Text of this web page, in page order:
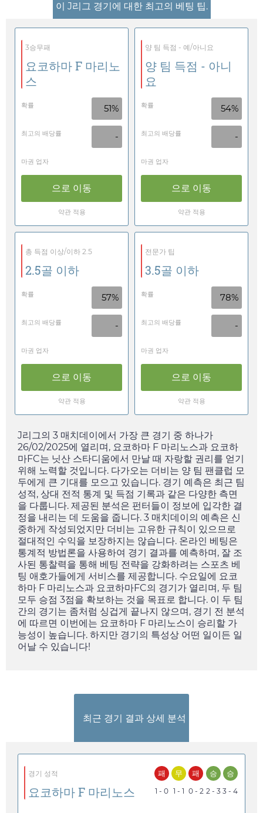
이 J리그 경기에 대한 최고의 베팅 팁.
3승무패
요코하마 F 마리노
스
확률 51%
최고의 배당률 -
마권 업자
으로 이동
약관 적용
양 팀 득점 - 예/아니요
양 팀 득점 - 아니
요
확률 54%
최고의 배당률 -
마권 업자
으로 이동
약관 적용
총 득점 이상/이하 2.5
2.5골 이하
확률 57%
최고의 배당률 -
마권 업자
으로 이동
약관 적용
전문가 팁
3.5골 이하
확률 78%
최고의 배당률 -
마권 업자
으로 이동
약관 적용
J리그의 3 매치데이에서 가장 큰 경기 중 하나가
26/02/2025에 열리며, 요코하마 F 마리노스과 요코하
마FC는 닛산 스타디움에서 만날 때 자랑할 권리를 얻기
위해 노력할 것입니다. 다가오는 더비는 양 팀 팬클럽 모
두에게 큰 기대를 모으고 있습니다. 경기 예측은 최근 팀
성적, 상대 전적 통계 및 득점 기록과 같은 다양한 측면
을 다룹니다. 제공된 분석은 펀터들이 정보에 입각한 결
정을 내리는 데 도움을 줍니다. 3 매치데이의 예측은 신
중하게 작성되었지만 더비는 고유한 규칙이 있으므로
절대적인 수익을 보장하지는 않습니다. 온라인 베팅은
통계적 방법론을 사용하여 경기 결과를 예측하며, 잘 조
사된 통찰력을 통해 베팅 전략을 강화하려는 스포츠 베
팅 애호가들에게 서비스를 제공합니다. 수요일에 요코
하마 F 마리노스과 요코하마FC의 경기가 열리며, 두 팀
모두 승점 3점을 확보하는 것을 목표로 합니다. 이 두 팀
간의 경기는 좀처럼 싱겁게 끝나지 않으며, 경기 전 분석
에 따르면 이번에는 요코하마 F 마리노스이 승리할 가
능성이 높습니다. 하지만 경기의 특성상 어떤 일이든 일
어날 수 있습니다!
최근 경기 결과 상세 분석
경기 성적
요코하마 F 마리노스
패
1 - 0
무
1 - 1
패
0 - 2
승
2 - 3
승
3 - 4